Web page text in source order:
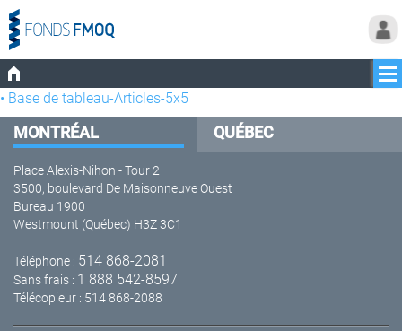
• Base de tableau-Articles-5x5
MONTRÉAL QUÉBEC
Place Alexis-Nihon - Tour 2
3500, boulevard De Maisonneuve Ouest
Bureau 1900
Westmount (Québec) H3Z 3C1
Téléphone : 514 868-2081
Sans frais : 1 888 542-8597
Télécopieur : 514 868-2088